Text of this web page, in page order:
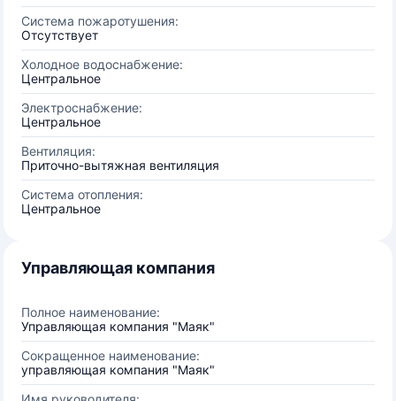
Система пожаротушения:
Отсутствует
Холодное водоснабжение:
Центральное
Электроснабжение:
Центральное
Вентиляция:
Приточно-вытяжная вентиляция
Система отопления:
Центральное
Управляющая компания
Полное наименование:
Управляющая компания "Маяк"
Сокращенное наименование:
управляющая компания "Маяк"